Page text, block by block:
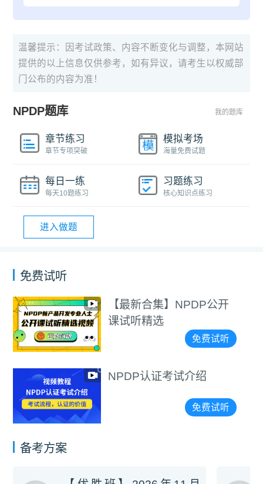
温馨提示：因考试政策、内容不断变化与调整，本网站
提供的以上信息仅供参考，如有异议，请考生以权威部
门公布的内容为准！
NPDP题库 我的题库
章节练习
章节专项突破
模拟考场
海量免费试题
每日一练
每天10题练习
习题练习
核心知识点练习
进入做题
免费试听
【最新合集】NPDP公开
课试听精选
免费试听
NPDP认证考试介绍
免费试听
备考方案